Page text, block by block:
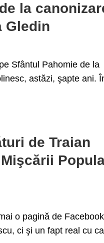
la
Gledin
Sfântul Pahomie de la
astăzi, şapte ani.
de Traian
o pagină de Facebook
ci şi un fapt real cu